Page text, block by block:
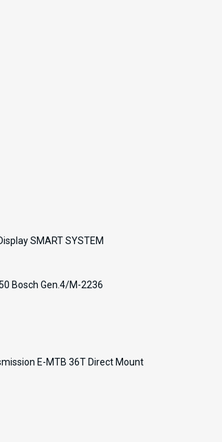
SMART SYSTEM
Bosch Gen.4/M-2236
E-MTB 36T Direct Mount